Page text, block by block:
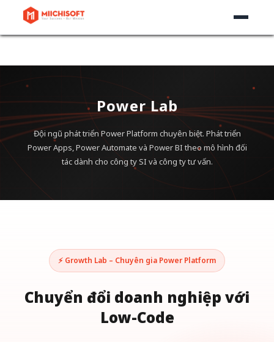
Power Lab
Đội ngũ phát triển Power Platform chuyên biệt. Phát triển
Power Apps, Power Automate và Power BI theo mô hình đối
tác dành cho công ty SI và công ty tư vấn.
⚡ Growth Lab – Chuyên gia Power Platform
Chuyển đổi doanh nghiệp với
Low-Code